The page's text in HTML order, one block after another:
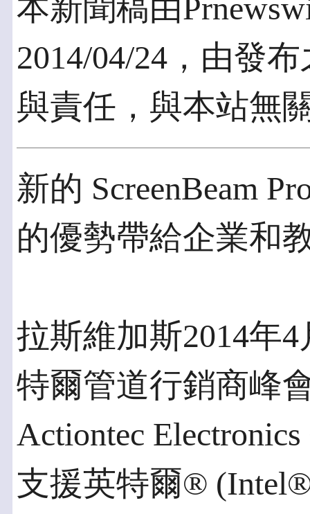
本新聞稿由
2014/04/24，由發
與責任，與本站無
新的 ScreenBeam
的優勢帶給企業和
拉斯維加斯2014年
特爾管道行銷商峰
Actiontec
支援英特爾®